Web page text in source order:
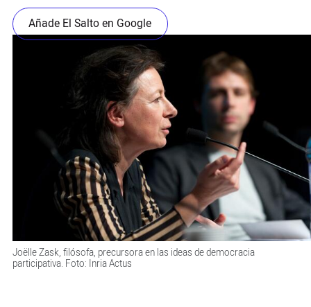
Añade El Salto en Google
Joëlle Zask, filósofa, precursora en las ideas de democracia
participativa. Foto: Inria Actus